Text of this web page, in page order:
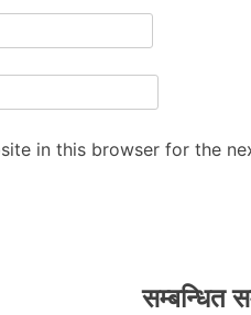
in this browser for the
सम्बन्धित